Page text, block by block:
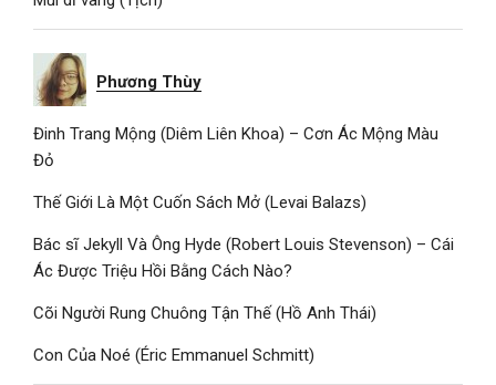
Phương Thùy
Đinh Trang Mộng (Diêm Liên Khoa) – Cơn Ác Mộng Màu
Đỏ
Thế Giới Là Một Cuốn Sách Mở (Levai Balazs)
Bác sĩ Jekyll Và Ông Hyde (Robert Louis Stevenson) – Cái
Ác Được Triệu Hồi Bằng Cách Nào?
Cõi Người Rung Chuông Tận Thế (Hồ Anh Thái)
Con Của Noé (Éric Emmanuel Schmitt)